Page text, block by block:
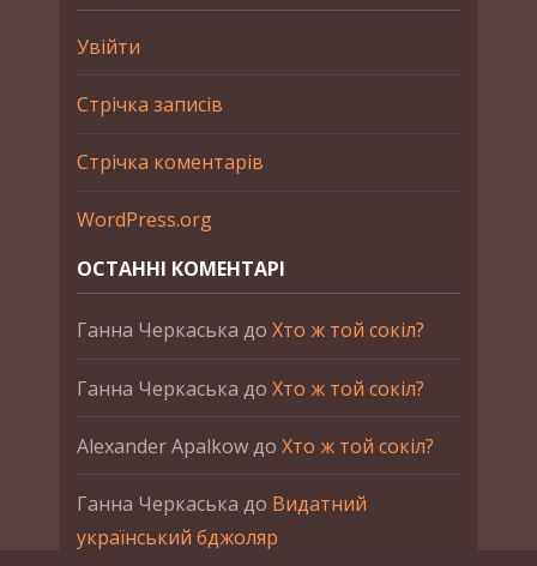
Увійти
Стрічка записів
Стрічка коментарів
WordPress.org
ОСТАННІ КОМЕНТАРІ
Ганна Черкаська до Хто ж той сокіл?
Ганна Черкаська до Хто ж той сокіл?
Alexander Apalkowдо Хто ж той сокіл?
Ганна Черкаська до Видатний
український бджоляр